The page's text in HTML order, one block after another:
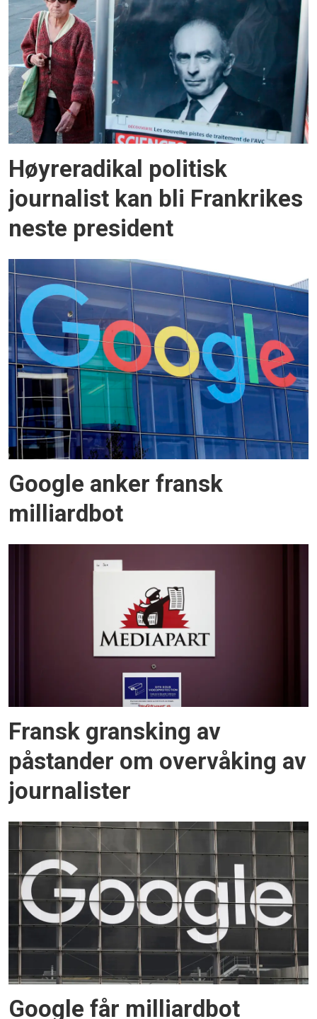
Høyreradikal politisk
journalist kan bli Frankrikes
neste president
Google anker fransk
milliardbot
Fransk gransking av
påstander om overvåking av
journalister
Google får milliardbot